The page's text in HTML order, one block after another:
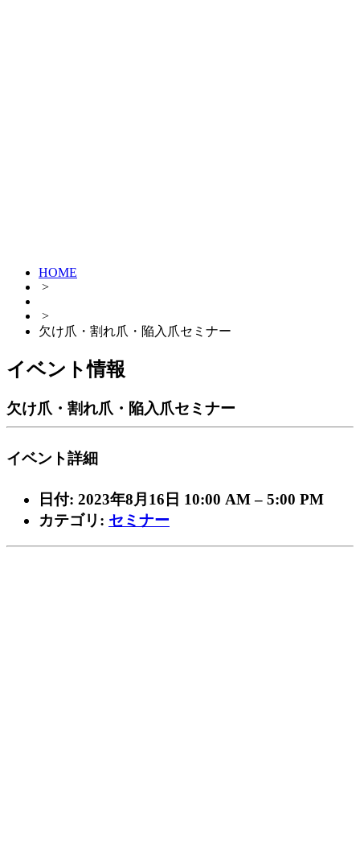
HOME
>
>
欠け爪・割れ爪・陥入爪セミナー
イベント情報
欠け爪・割れ爪・陥入爪セミナー
イベント詳細
日付: 2023年8月16日 10:00 AM– 5:00 PM
カテゴリ: セミナー